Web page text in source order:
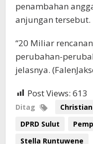
penambahan
anjungan tersebut.
“20 Miliar
perubahan-
jelasnya.
Post Views: 613
Ditag
DPRD Sulut
Stella Runtuwene